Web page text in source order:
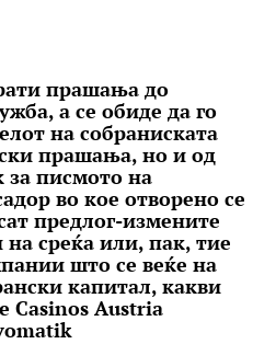
прашања до
а се обиде да го
на собраниската
прашања, но и од
за писмото на
во кое отворено се
предлог-измените
на среќа или, пак, тие
што се веќе на
капитал, какви
Casinos Austria